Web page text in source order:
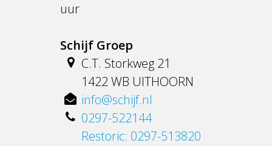
uur
Schijf Groep
C.T. Storkweg 21
1422 WB UITHOORN
info@schijf.nl
0297-522144
Restoric: 0297-513820